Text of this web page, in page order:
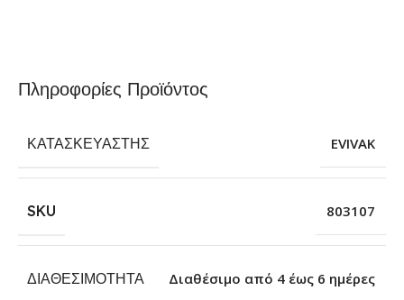
Πληροφορίες Προϊόντος
ΚΑΤΑΣΚΕΥΑΣΤΉΣ EVIVAK
SKU 803107
ΔΙΑΘΕΣΙΜΌΤΗΤΑ Διαθέσιμο από 4 έως 6 ημέρες